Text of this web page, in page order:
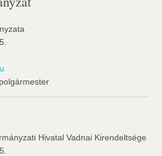
Hivatal Vadnai Kirendeltsége